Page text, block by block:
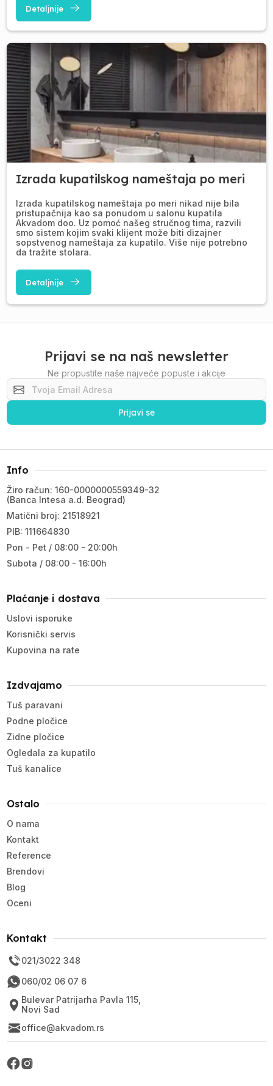
Detaljnije
Izrada kupatilskog nameštaja po meri
Izrada kupatilskog nameštaja po meri nikad nije bila
pristupačnija kao sa ponudom u salonu kupatila
Akvadom doo. Uz pomoć našeg stručnog tima, razvili
smo sistem kojim svaki klijent može biti dizajner
sopstvenog nameštaja za kupatilo. Više nije potrebno
da tražite stolara.
Detaljnije
Prijavi se na naš newsletter
Ne propustite naše najveće popuste i akcije
Prijavi se
Info
Žiro račun: 160-0000000559349-32
(Banca Intesa a.d. Beograd)
Matični broj: 21518921
PIB: 111664830
Pon - Pet / 08:00 - 20:00h
Subota / 08:00 - 16:00h
Plaćanje i dostava
Uslovi isporuke
Korisnički servis
Kupovina na rate
Izdvajamo
Tuš paravani
Podne pločice
Zidne pločice
Ogledala za kupatilo
Tuš kanalice
Ostalo
O nama
Kontakt
Reference
Brendovi
Blog
Oceni
Kontakt
021/3022 348
060/02 06 07 6
Bulevar Patrijarha Pavla 115,
Novi Sad
office@akvadom.rs